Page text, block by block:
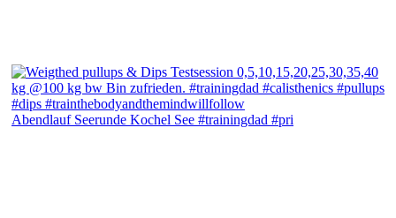
Abendlauf Seerunde Kochel See #trainingdad #pri